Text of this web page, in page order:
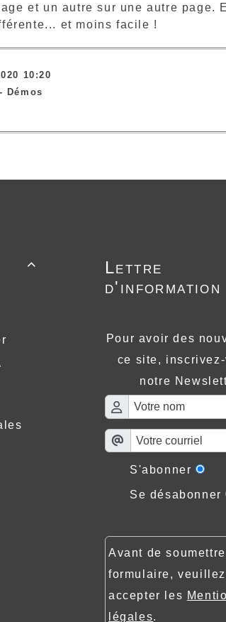
et un autre sur une autre
et moins facile !
10:20
Démos

Lettre
d'information
Pour avoir des
ce site,
notre
S'abonner
Se désabonner
Avant de
formulaire,
accepter les
légales.